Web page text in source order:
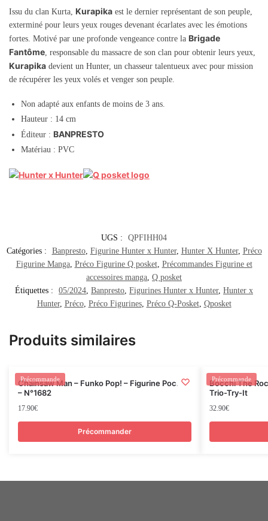
Issu du clan Kurta, Kurapika est le dernier représentant de son peuple,
exterminé pour leurs yeux rouges devenant écarlates avec les émotions
fortes. Motivé par une profonde vengeance contre la Brigade
Fantôme, responsable du massacre de son clan pour obtenir leurs yeux,
Kurapika devient un Hunter, un chasseur talentueux avec pour mission
de récupérer les yeux volés et venger son peuple.
Non adapté aux enfants de moins de 3 ans.
Hauteur : 14 cm
Éditeur : BANPRESTO
Matériau : PVC
UGS :
QPFIHH04
Catégories :
Banpresto, Figurine Hunter x Hunter, Hunter X Hunter, Préco
Figurine Manga, Préco Figurine Q posket, Précommandes Figurine et
accessoires manga, Q posket
Étiquettes :
05/2024, Banpresto, Figurines Hunter x Hunter, Hunter x
Hunter, Préco, Préco Figurines, Préco Q-Posket, Qposket
Produits similaires
Précommande
Chainsaw Man – Funko Pop! – Figurine Pochita
– N°1682
17.90€
Précommander
Précommande
Bocchi The
Trio-Try-It
32.90€